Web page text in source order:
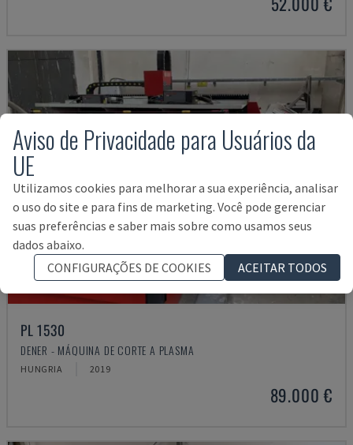
PL 1530
DENER - MÁQUINA DE CORTE A PLASMA
HUNGRIA 2019
89.000 €
Aviso de Privacidade para Usuários da
UE
Utilizamos cookies para melhorar a sua experiência, analisar
o uso do site e para fins de marketing. Você pode gerenciar
suas preferências e saber mais sobre como usamos seus
dados abaixo.
CONFIGURAÇÕES DE COOKIES
ACEITAR TODOS